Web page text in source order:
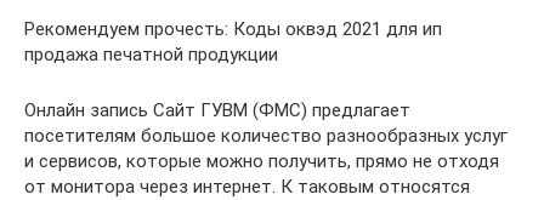
Рекомендуем прочесть: Коды оквэд 2021 для ип
продажа печатной продукции
Онлайн запись Сайт ГУВМ (ФМС) предлагает
посетителям большое количество разнообразных услуг
и сервисов, которые можно получить, прямо не отходя
от монитора через интернет. К таковым относятся